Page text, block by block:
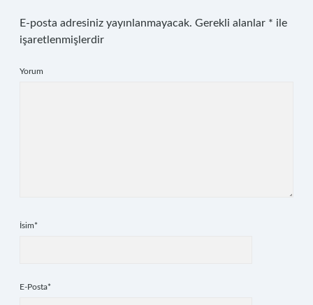
E-posta adresiniz yayınlanmayacak. Gerekli alanlar * ile
işaretlenmişlerdir
Yorum
İsim*
E-Posta*